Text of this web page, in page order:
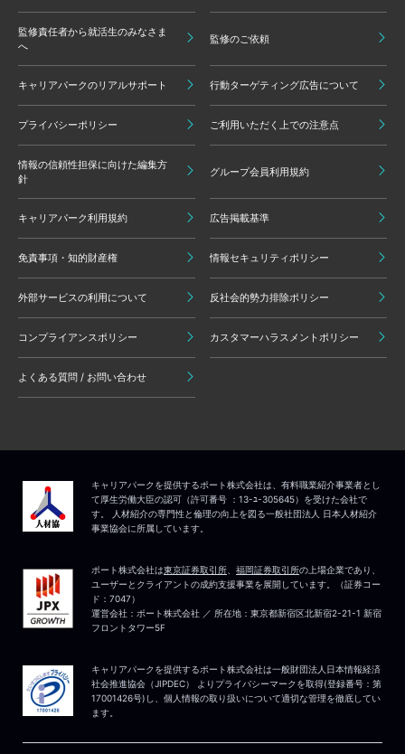
監修責任者から就活生のみなさま
へ
監修のご依頼
キャリアパークのリアルサポート 行動ターゲティング広告について
プライバシーポリシー ご利用いただく上での注意点
情報の信頼性担保に向けた編集方
針
グループ会員利用規約
キャリアパーク利用規約 広告掲載基準
免責事項・知的財産権 情報セキュリティポリシー
外部サービスの利用について 反社会的勢力排除ポリシー
コンプライアンスポリシー カスタマーハラスメントポリシー
よくある質問 / お問い合わせ